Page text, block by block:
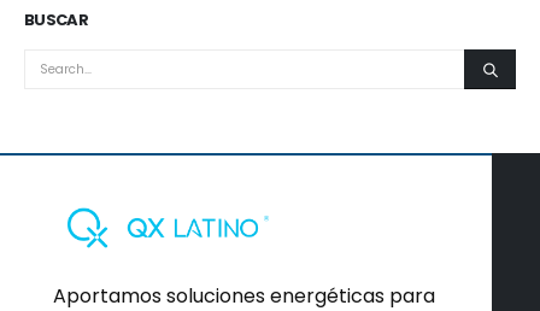
BUSCAR
Aportamos soluciones energéticas para